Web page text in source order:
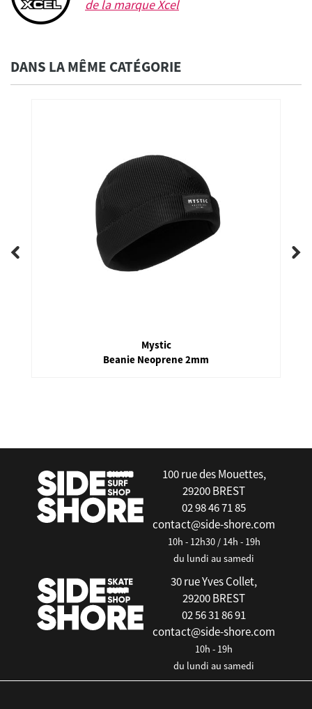
de la marqueXcel
DANS LA MÊME CATÉGORIE
Mystic
Beanie Neoprene 2mm
100 rue des Mouettes,
29200 BREST
02 98 46 71 85
contact@side-shore.com
10h - 12h30 / 14h - 19h
du lundi au samedi
30 rue Yves Collet,
29200 BREST
02 56 31 86 91
contact@side-shore.com
10h - 19h
du lundi au samedi